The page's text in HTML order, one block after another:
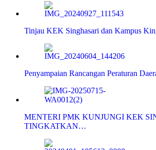
Tinjau KEK Singhasari dan Kampus
Penyampaian Rancangan Peraturan
MENTERI PMK KUNJUNGI KEK
TINGKATKAN…